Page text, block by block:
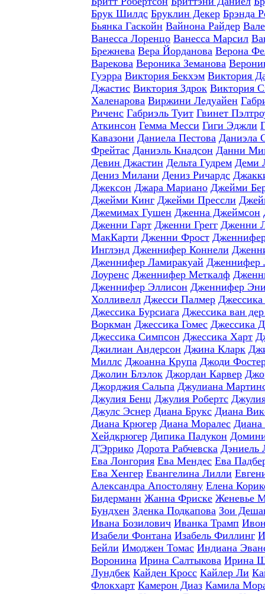
Брук Шилдс Бруклин Декер Брэнда
Бьянка Гаскойн Вайнона Райдер
Ванесса Лоренцо Ванесса Марсил
Брежнева Вера Йорданова Верона
Варекова Вероника Земанова
Гуэрра Виктория Бекхэм Виктория
Джастис Виктория Здрок Виктория
Халенарова Виржини Ледуайен
Риченс Габриэль Туит Гвинет
Аткинсон Гемма Месси Гиги Эджли
Кавазони Даниела Пестова Даниэла
Фрейтас Даниэль Кнадсон Данни
Девин Джастин Дельта Гудрем Деми
Дениз Милани Дениз Ричардс
Джексон Джара Мариано Джейми
Джейми Кинг Джейми Прессли
Джемимах Гушен Дженна Джеймсон
Дженни Гарт Дженни Грегг Дженни
МакКарти Дженни Фрост
Инглэнд Дженнифер Коннели
Дженнифер Ламиракуай Дженнифер
Лоуренс Дженнифер Меткалф
Дженнифер Эллисон Дженнифер
Холливелл Джесси Палмер
Джессика Бурсиага Джессика ван
Воркман Джессика Гомес Джессика
Джессика Симпсон Джессика Харт
Джилиан Андерсон Джина Кларк
Миллс Джоанна Крупа Джоди
Джолин Блэлок Джордан Карвер
Джорджия Сальпа Джулиана
Джулия Бенц Джулия Робертс
Джулс Эснер Диана Брукс Диана
Диана Крюгер Диана Моралес Диана
Хейдкрюгер Дипика Падукон
Д'Эррико Дорота Рабчевска Дэниель
Ева Лонгория Ева Мендес Ева
Ева Хенгер Евангелина Лилли
Александра Апостоляну Елена
Бидерманн Жанна Фриске Женевье
Бундхен Зденка Подкапова Зои
Ивана Бозилович Иванка Трамп
Изабели Фонтана Изабель Филлинг
Бейли Имоджен Томас Индиана
Воронина Ирина Салтыкова Ирина
Лундбек Кайден Кросс Кайлер Ли
Флокхарт Камерон Диаз Камила